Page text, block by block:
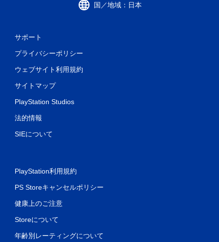
国／地域：日本
サポート
プライバシーポリシー
ウェブサイト利用規約
サイトマップ
PlayStation Studios
法的情報
SIEについて
PlayStation利用規約
PS Storeキャンセルポリシー
健康上のご注意
Storeについて
年齢別レーティングについて